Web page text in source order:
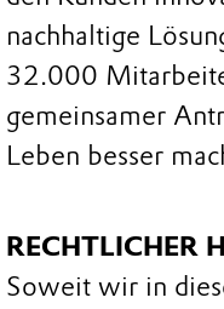
nachhaltige
32.000
gemeinsamer
Leben besser
RECHTLICHER
Soweit wir in